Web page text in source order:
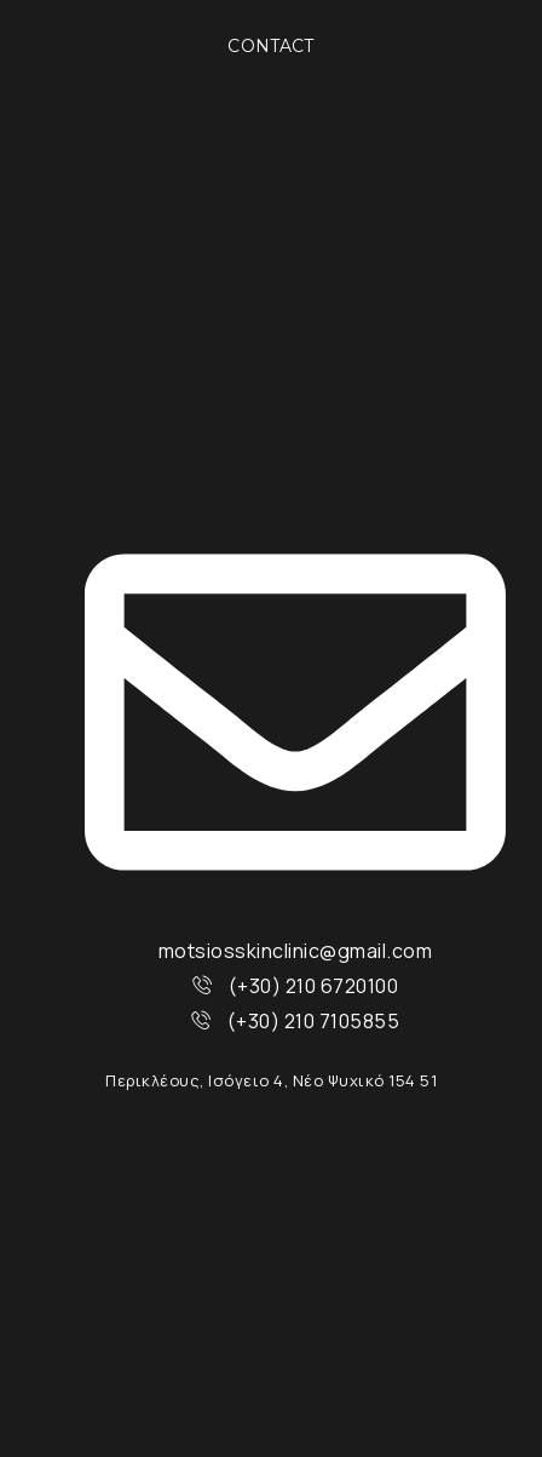
CONTACT
motsiosskinclinic@gmail.com
(+30) 210 6720100
(+30) 210 7105855
Περικλέους, Ισόγειο 4, Νέο Ψυχικό 154 51